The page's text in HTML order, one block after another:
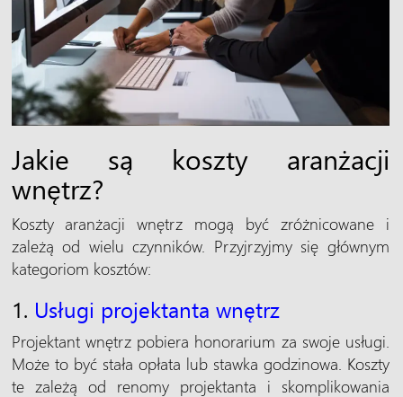
Jakie są koszty aranżacji
wnętrz?
Koszty aranżacji wnętrz mogą być zróżnicowane i
zależą od wielu czynników. Przyjrzyjmy się głównym
kategoriom kosztów:
1. Usługi projektanta wnętrz
Projektant wnętrz pobiera honorarium za swoje usługi.
Może to być stała opłata lub stawka godzinowa. Koszty
te zależą od renomy projektanta i skomplikowania